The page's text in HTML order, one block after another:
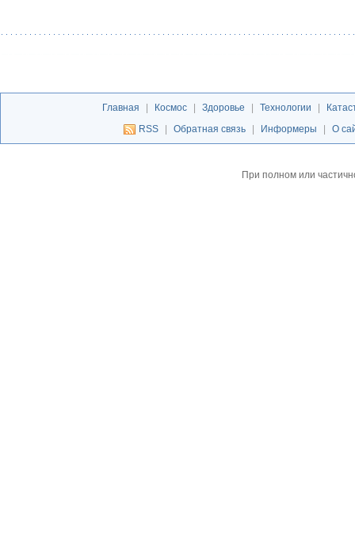
Главная | Космос | Здоровье | Технологии |
RSS
| Обратная связь | Информеры | О
При полном или